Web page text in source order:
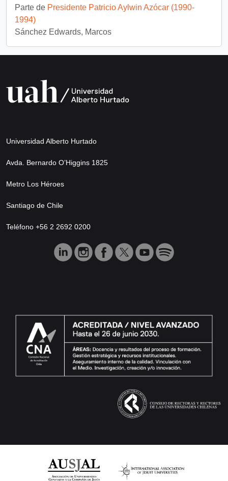
Parte de Presidente Patricio Aylwin Azócar (1990-
1994)
Sánchez Edwards, Marcos
Universidad Alberto Hurtado
Avda. Bernardo O’Higgins 1825
Metro Los Héroes
Santiago de Chile
Teléfono +56 2 2692 0200